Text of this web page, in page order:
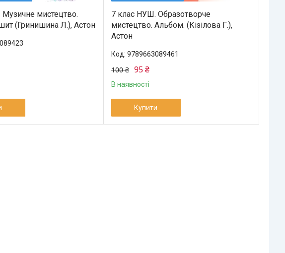
мистецтво.
(Гринишина Л.), Астон
7 клас НУШ. Образотворче
мистецтво. Альбом. (Кізілова Г.),
Астон
9789663089461
100 ₴ 95 ₴
В наявності
Купити